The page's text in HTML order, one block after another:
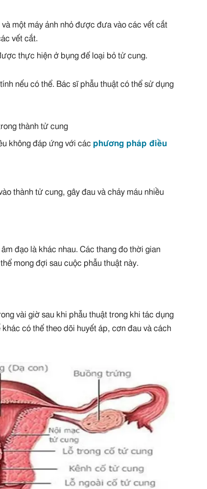
và một máy ảnh nhỏ được đưa vào các vết cắt
vết cắt.
thực hiện ở bụng để loại bỏ tử cung.
nếu có thể. Bác sĩ phẫu thuật có thể sử dụng
thành tử cung
không đáp ứng với các phương pháp điều
thành tử cung, gây đau và chảy máu nhiều
đạo là khác nhau. Các thang đo thời gian
mong đợi sau cuộc phẫu thuật này.
vài giờ sau khi phẫu thuật trong khi tác dụng
có thể theo dõi huyết áp, cơn đau và cách